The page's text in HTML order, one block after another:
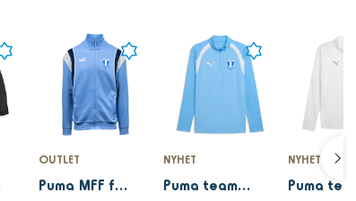
OUTLET
Puma MFF ftblARCHIVE Track Jacket light blue
NYHET
Puma teamFINAL26 Training 1/4 Zip Top Jr Light blue
NYHET